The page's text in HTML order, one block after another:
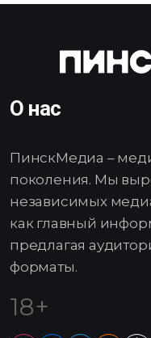
О нас
ПинскМедиа –
поколения. Мы
независимых
как главный
предлагая
форматы.
18+